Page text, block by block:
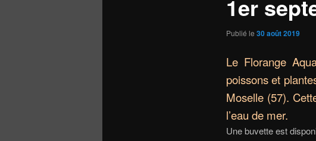
1er
Publié le 30 août 2019
Le Florange
poissons et
Moselle (57).
l’eau de mer.
Une buvette est